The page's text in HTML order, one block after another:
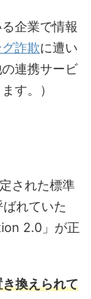
企業で情報
詐欺に遭い
連携サービ
す。）
された標準
れていた
2.0」が正
換えられて